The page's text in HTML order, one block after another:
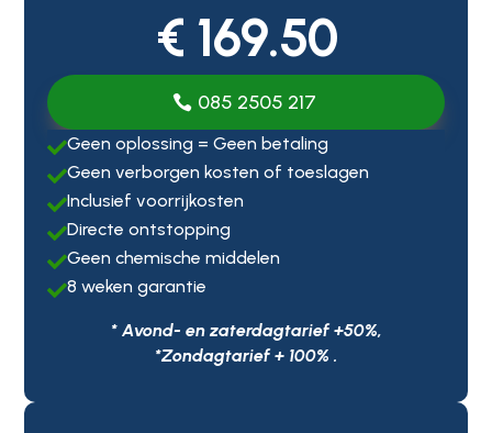
€ 169.50
085 2505 217
Geen oplossing = Geen betaling
Geen verborgen kosten of toeslagen
Inclusief voorrijkosten
Directe ontstopping
Geen chemische middelen
8 weken garantie
* Avond- en zaterdagtarief +50%,
*Zondagtarief + 100% .